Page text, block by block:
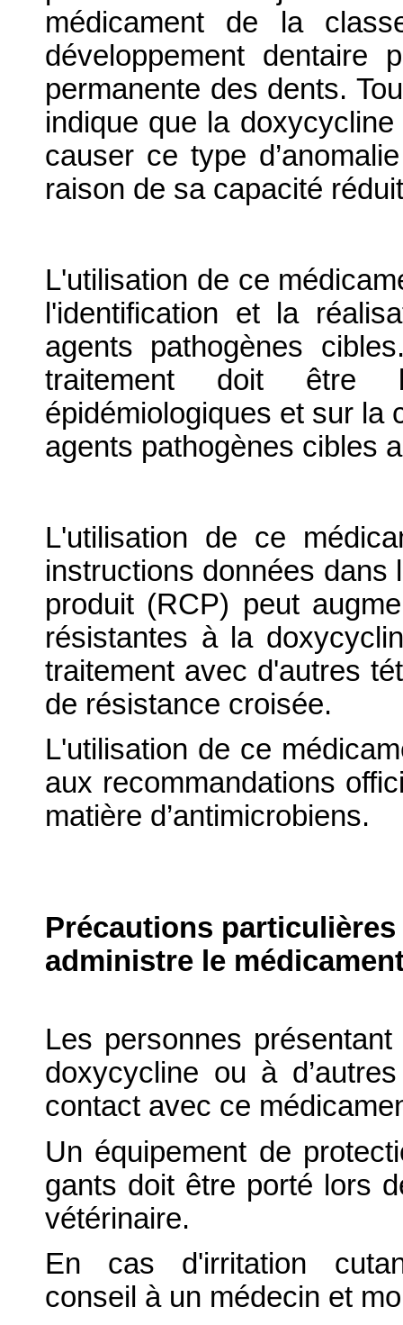
médicament de la
développement dentaire
permanente des dents.
indique que la
causer ce type
raison de sa capacité
L'utilisation de ce
l'identification et la
agents pathogènes
traitement doit être
épidémiologiques et sur la
agents pathogènes cibles
L'utilisation de ce
instructions données dans
produit (RCP) peut
résistantes à la
traitement avec d'autres
de résistance croisée.
L'utilisation de ce
aux recommandations
matière d’antimicrobiens.
Précautions
administre le
Les personnes
doxycycline ou à
contact avec ce
Un équipement de
gants doit être porté lors
vétérinaire.
En cas d'irritation
conseil à un médecin et